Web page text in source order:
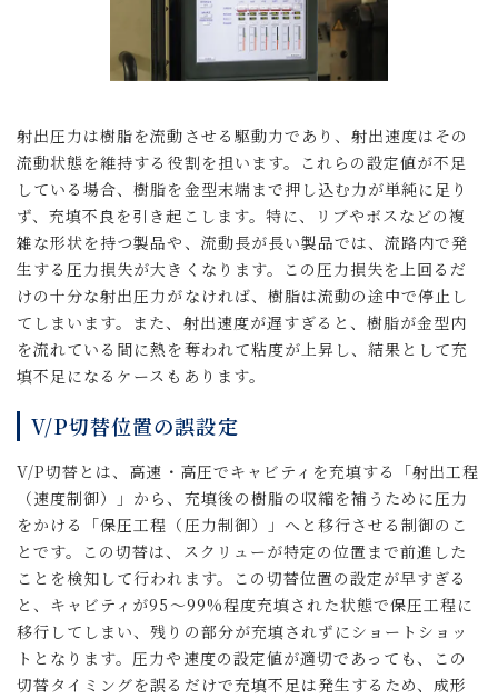
射出圧力は樹脂を流動させる駆動力であり、射出速度はその
流動状態を維持する役割を担います。これらの設定値が不足
している場合、樹脂を金型末端まで押し込む力が単純に足り
ず、充填不良を引き起こします。特に、リブやボスなどの複
雑な形状を持つ製品や、流動長が長い製品では、流路内で発
生する圧力損失が大きくなります。この圧力損失を上回るだ
けの十分な射出圧力がなければ、樹脂は流動の途中で停止し
てしまいます。また、射出速度が遅すぎると、樹脂が金型内
を流れている間に熱を奪われて粘度が上昇し、結果として充
填不足になるケースもあります。
V/P切替位置の誤設定
V/P切替とは、高速・高圧でキャビティを充填する「射出工程
（速度制御）」から、充填後の樹脂の収縮を補うために圧力
をかける「保圧工程（圧力制御）」へと移行させる制御のこ
とです。この切替は、スクリューが特定の位置まで前進した
ことを検知して行われます。この切替位置の設定が早すぎる
と、キャビティが95〜99%程度充填された状態で保圧工程に
移行してしまい、残りの部分が充填されずにショートショッ
トとなります。圧力や速度の設定値が適切であっても、この
切替タイミングを誤るだけで充填不足は発生するため、成形